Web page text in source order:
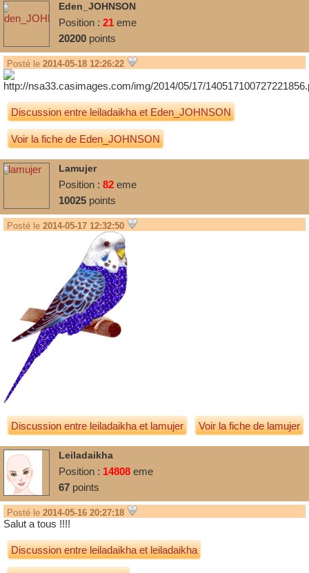
Eden_JOHNSON
Position : 21 eme
20200 points
Posté le 2014-05-18 12:26:22
Discussion entreleiladaikhaetEden_JOHNSON
Voir la fiche de Eden_JOHNSON
Lamujer
Position : 82 eme
10025 points
Posté le 2014-05-17 12:32:50
Discussion entreleiladaikhaetlamujer Voir la fiche de lamujer
Leiladaikha
Position : 14808 eme
67 points
Posté le 2014-05-16 20:27:18
Salut a tous !!!!
Discussion entreleiladaikhaetleiladaikha